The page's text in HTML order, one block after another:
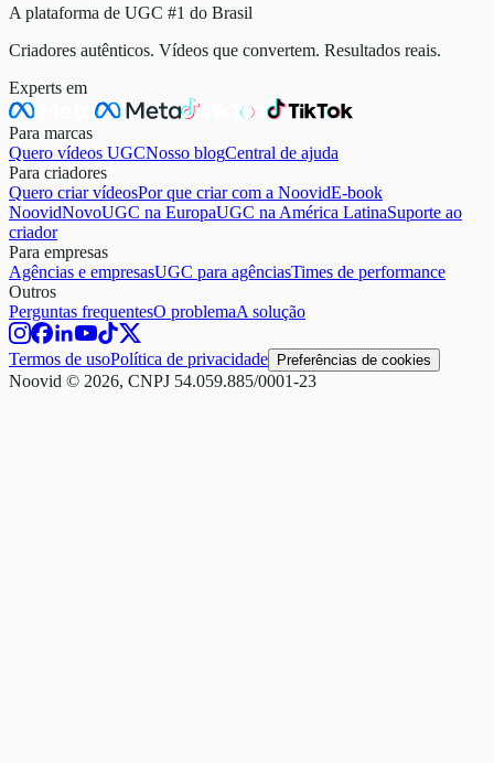
A plataforma de UGC #1 do Brasil
Criadores autênticos. Vídeos que convertem. Resultados reais.
Experts em
Para marcas
Quero vídeos UGCNosso blogCentral de ajuda
Para criadores
Quero criar vídeosPor que criar com a NoovidE-book
NoovidNovoUGC na EuropaUGC na América LatinaSuporte ao
criador
Para empresas
Agências e empresasUGC para agênciasTimes de performance
Outros
Perguntas frequentesO problemaA solução
Termos de usoPolítica de privacidade Preferências de cookies
Noovid © 2026, CNPJ 54.059.885/0001-23